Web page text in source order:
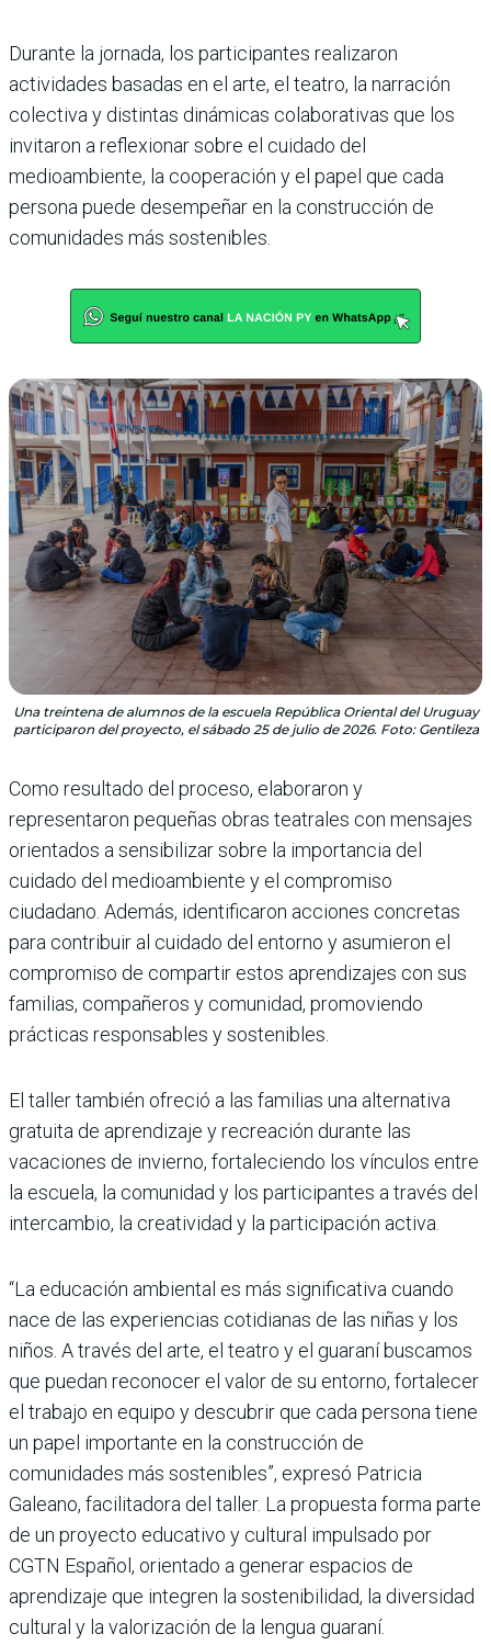
Durante la jornada, los participantes realizaron
actividades basadas en el arte, el teatro, la narración
colectiva y distintas dinámicas colaborativas que los
invitaron a reflexionar sobre el cuidado del
medioambiente, la cooperación y el papel que cada
persona puede desempeñar en la construcción de
comunidades más sostenibles.
Una treintena de alumnos de la escuela República Oriental del Uruguay
participaron del proyecto, el sábado 25 de julio de 2026. Foto: Gentileza
Como resultado del proceso, elaboraron y
representaron pequeñas obras teatrales con mensajes
orientados a sensibilizar sobre la importancia del
cuidado del medioambiente y el compromiso
ciudadano. Además, identificaron acciones concretas
para contribuir al cuidado del entorno y asumieron el
compromiso de compartir estos aprendizajes con sus
familias, compañeros y comunidad, promoviendo
prácticas responsables y sostenibles.
El taller también ofreció a las familias una alternativa
gratuita de aprendizaje y recreación durante las
vacaciones de invierno, fortaleciendo los vínculos entre
la escuela, la comunidad y los participantes a través del
intercambio, la creatividad y la participación activa.
“La educación ambiental es más significativa cuando
nace de las experiencias cotidianas de las niñas y los
niños. A través del arte, el teatro y el guaraní buscamos
que puedan reconocer el valor de su entorno, fortalecer
el trabajo en equipo y descubrir que cada persona tiene
un papel importante en la construcción de
comunidades más sostenibles”, expresó Patricia
Galeano, facilitadora del taller. La propuesta forma parte
de un proyecto educativo y cultural impulsado por
CGTN Español, orientado a generar espacios de
aprendizaje que integren la sostenibilidad, la diversidad
cultural y la valorización de la lengua guaraní.